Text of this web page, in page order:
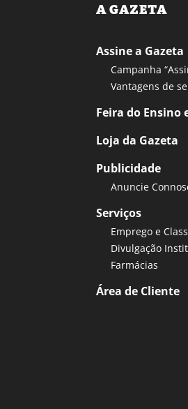
A GAZETA
Assine a Gazeta
Campanha
Vantagens de
Feira do Ensino
Loja da Gazeta
Publicidade
Anuncie
Serviços
Emprego e
Divulgação
Farmácias
Área de Cliente